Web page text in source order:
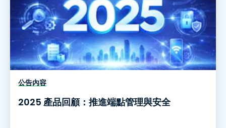
公告內容
2025 產品回顧：推進端點管理與安全